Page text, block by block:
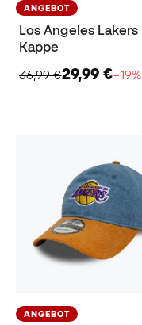
ANGEBOT
Los Angeles Lakers
Kappe
36,99 €29,99 €−19%
ANGEBOT